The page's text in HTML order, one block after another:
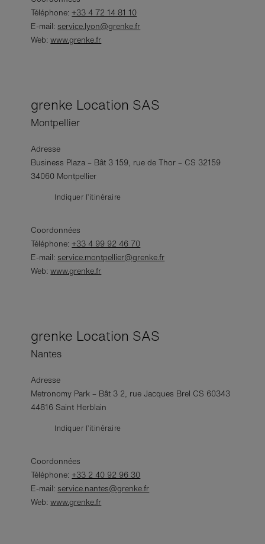
Téléphone:+33 4 72 14 81 10
E-mail: service.lyon@grenke.fr
Web:www.grenke.fr
grenke Location SAS
Montpellier
Adresse
Business Plaza – Bât 3 159, rue de Thor – CS 32159
34060 Montpellier
Indiquer l’itinéraire
Coordonnées
Téléphone:+33 4 99 92 46 70
E-mail: service.montpellier@grenke.fr
Web:www.grenke.fr
grenke Location SAS
Nantes
Adresse
Metronomy Park – Bât 3 2, rue Jacques Brel CS 60343
44816 Saint Herblain
Indiquer l’itinéraire
Coordonnées
Téléphone:+33 2 40 92 96 30
E-mail: service.nantes@grenke.fr
Web:www.grenke.fr